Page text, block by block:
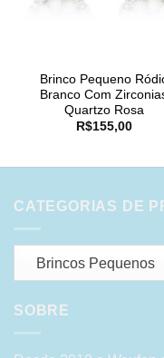
Brinco Pequeno
Branco Com
Quartzo Rosa
R$155,00
CATEGORIAS DE
Brincos Pequenos
SOBRE